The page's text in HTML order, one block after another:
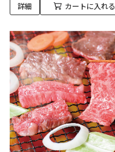
詳細 カートに入れる